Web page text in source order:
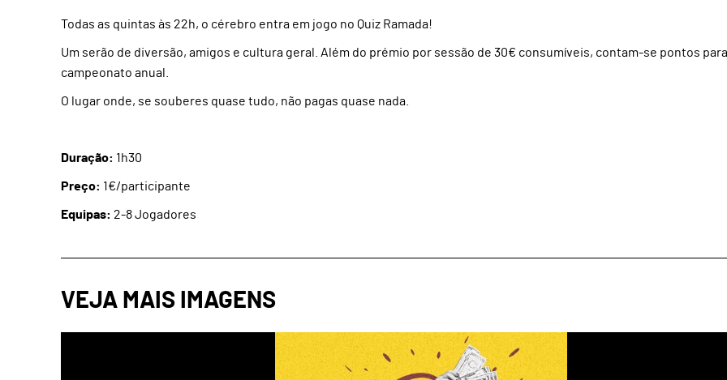
Todas as quintas às 22h, o cérebro entra em jogo no Quiz Ramada!
Um serão de diversão, amigos e cultura geral. Além do prémio por sessão de 30€ consumíveis, contam-se pontos
campeonato anual.
O lugar onde, se souberes quase tudo, não pagas quase nada.
Duração: 1h30
Preço: 1€/participante
Equipas: 2-8 Jogadores